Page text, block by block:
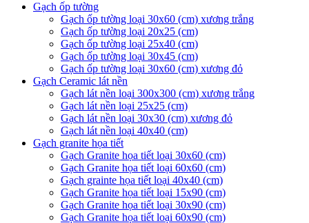
Gạch ốp tường
Gạch ốp tường loại 30x60 (cm) xương trắng
Gạch ốp tường loại 20x25 (cm)
Gạch ốp tường loại 25x40 (cm)
Gạch ốp tường loại 30x45 (cm)
Gạch ốp tường loại 30x60 (cm) xương đỏ
Gạch Ceramic lát nền
Gạch lát nền loại 300x300 (cm) xương trắng
Gạch lát nền loại 25x25 (cm)
Gạch lát nền loại 30x30 (cm) xương đỏ
Gạch lát nền loại 40x40 (cm)
Gạch granite họa tiết
Gạch Granite họa tiết loại 30x60 (cm)
Gạch Granite họa tiết loại 60x60 (cm)
Gạch grainte họa tiết loại 40x40 (cm)
Gạch Granite họa tiết loại 15x90 (cm)
Gạch Granite họa tiết loại 30x90 (cm)
Gạch Granite họa tiết loại 60x90 (cm)